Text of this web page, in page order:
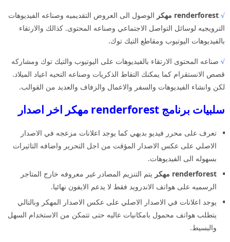
√ renderforest مهكر
الوصول الى العروض التقديميه وصناعه الفيديوهات
الترويجيه لوسائل التواصل الاجتماعي وصناعه المحتوى. كذالك والارتقاء
بالفيديوهات اليوتيوب ومقاطع التيك توك.
√ صناعه المحتوى الارتقاء بالفيديوهات على اليوتيوب والتيك توك ومشاركه
قصص الانستقرام كما يمكنك التقاط الذكريات وصناعه التحيه اعياد الميلاد.
لكن وانشاء الفيديوهات والسفر والاعمال والزفاف والعديد من القوالب.
سلبيات برنامج renderforest مهكر اخر اصدار
تعرف على محرر فيديو بديهي كما يوجد اعلانات مزعجه في الاصدار
الاصلي على عكس الاصدار المؤقت من اجل التحرير واضافه التاثيرات
بسهوله الى الفيديوهات.
renderforest مهكر
يتم التنزيم المصادر غير معروفه خارج المتاجر
الرسميه على هواتف الاندرويد فقط لا يدعم الايفون نهائيا.
يوجد اعلانات في الاصدار الاصلي على عكس الاصدار المهكر وبالتالي
يتطلب هواتف محمول بامكانيات عاليه حتى تتمكن من الاستخدام السهل
والبسيط.